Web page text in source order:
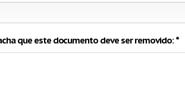
que este documento deve ser removido: *